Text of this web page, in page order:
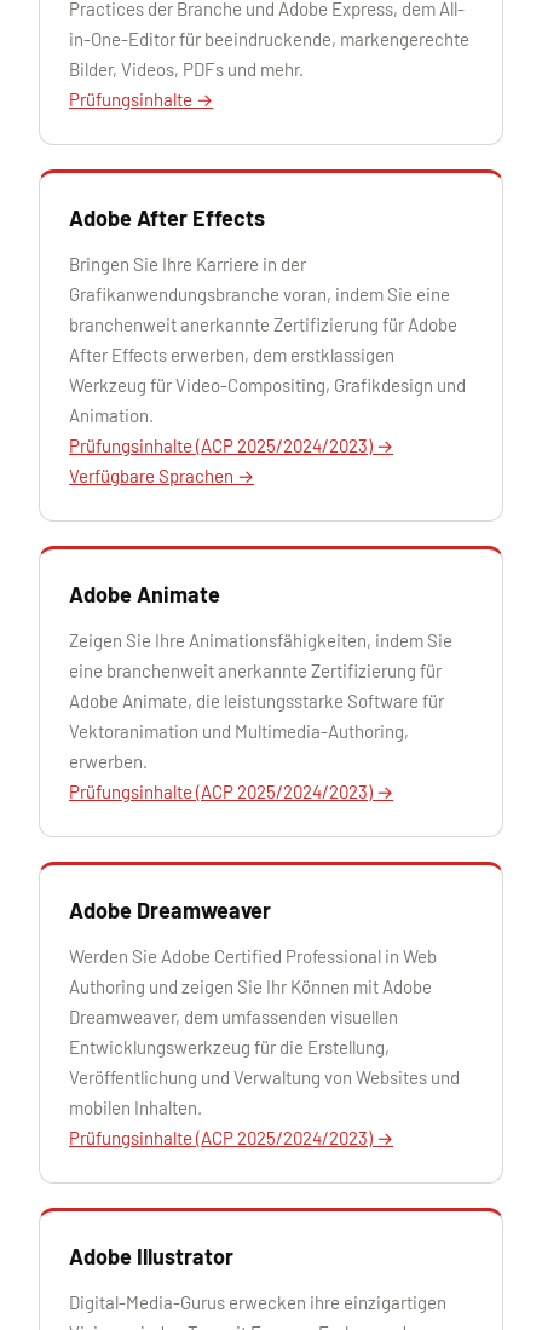
Practices der Branche und Adobe Express, dem All-
in-One-Editor für beeindruckende, markengerechte
Bilder, Videos, PDFs und mehr.
Prüfungsinhalte →
Adobe After Effects
Bringen Sie Ihre Karriere in der
Grafikanwendungsbranche voran, indem Sie eine
branchenweit anerkannte Zertifizierung für Adobe
After Effects erwerben, dem erstklassigen
Werkzeug für Video-Compositing, Grafikdesign und
Animation.
Prüfungsinhalte (ACP 2025/2024/2023) →
Verfügbare Sprachen →
Adobe Animate
Zeigen Sie Ihre Animationsfähigkeiten, indem Sie
eine branchenweit anerkannte Zertifizierung für
Adobe Animate, die leistungsstarke Software für
Vektoranimation und Multimedia-Authoring,
erwerben.
Prüfungsinhalte (ACP 2025/2024/2023) →
Adobe Dreamweaver
Werden Sie Adobe Certified Professional in Web
Authoring und zeigen Sie Ihr Können mit Adobe
Dreamweaver, dem umfassenden visuellen
Entwicklungswerkzeug für die Erstellung,
Veröffentlichung und Verwaltung von Websites und
mobilen Inhalten.
Prüfungsinhalte (ACP 2025/2024/2023) →
Adobe Illustrator
Digital-Media-Gurus erwecken ihre einzigartigen